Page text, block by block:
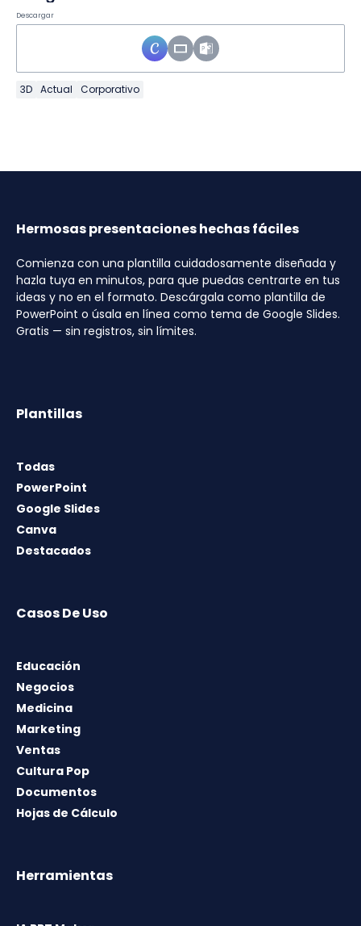
Descargar
3D Actual Corporativo
Hermosas presentaciones hechas fáciles
Comienza con una plantilla cuidadosamente diseñada y
hazla tuya en minutos, para que puedas centrarte en tus
ideas y no en el formato. Descárgala como plantilla de
PowerPoint o úsala en línea como tema de Google Slides.
Gratis — sin registros, sin límites.
Plantillas
Todas
PowerPoint
Google Slides
Canva
Destacados
Casos De Uso
Educación
Negocios
Medicina
Marketing
Ventas
Cultura Pop
Documentos
Hojas de Cálculo
Herramientas